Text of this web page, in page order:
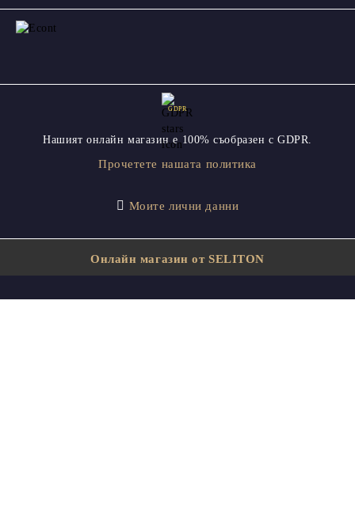
GDPR
Нашият онлайн магазин е 100% съобразен с GDPR.
Прочетете нашата политика
Моите лични данни
Онлайн магазин от SELITON